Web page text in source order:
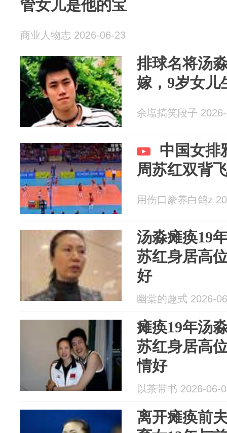
管女儿是他的宝
商业人物志 2026-06-23
排球名将汤
嫁，9岁女儿
余塩搞笑段子
中国女排
周苏红双背
用伤口豢养白鸽z
汤淼瘫痪19
苏红身居高
好
幽棠的趣式 2026-
瘫痪19年汤
苏红身居高
情好
以茶带书 2026-06-
离开瘫痪前